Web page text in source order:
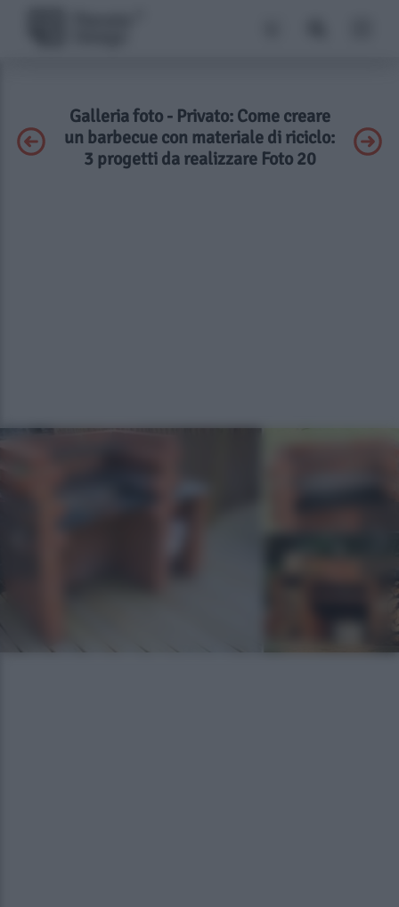
Galleria foto - Privato: Come creare
un barbecue con materiale di riciclo:
3 progetti da realizzare Foto 20